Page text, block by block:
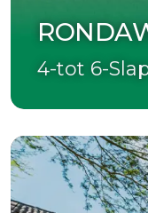
4-tot 6-